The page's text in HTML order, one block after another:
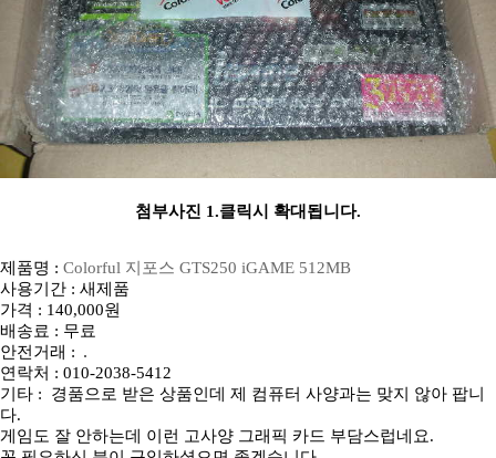
첨부사진 1.클릭시 확대됩니다.
제품명 : Colorful 지포스 GTS250 iGAME 512MB
사용기간 : 새제품
가격 : 140,000원
배송료 : 무료
안전거래 :
연락처 : 010-2038-5412
기타 : 경품으로 받은 상품인데 제 컴퓨터 사양과는 맞지 않아 팝니
다.
게임도 잘 안하는데 이런 고사양 그래픽 카드 부담스럽네요.